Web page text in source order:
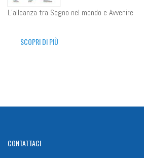
L’alleanza tra Segno nel mondo e Avvenire
SCOPRI DI PIÙ
CONTATTACI